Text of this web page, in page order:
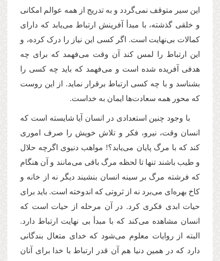
این سیر متوقف نمی‌گردد و به تدریج از همه عوالم امکانی
و خلقی گذشته، با مبدأ آفرینش ارتباط می‌یابد که دارای
کمالات بی‌نهایت است. اگر کسی این نیاز را درک کرده، و
این ارتباط را لمس کند آن وقت می‌فهمد که برای چه
هدفی آفریده شده است و می‌فهمد که باید چه کسی را
بشناسد و با چه کسی ارتباط برقرار نماید. از این روست
که محور همه سعادت‌ها ایمان به خداست.
با وجود چنین استعدادی در انسان آیا شایسته است که
انسان وقت، نیرو، فکر و تلاش خویش را صرف اموری
کند که با مرگ پایان می‌یابد؟! مواهب دنیوی اگرچه حلال
و طیب باشند تنها تا لحظه مرگ باقی می‌مانند و آن هنگام
که فرشته مرگ بر سینه انسان بنشیند دیگر نه از خانه و
کاخ بهره‌ای می‌برد نه از ثروتی که اندوخته است. باید برای
حیات ابدی فکری کرد. در آن مرحله از حیات است که
انسان مشاهده می‌کند که با مبدأ بی نهایت ارتباط دارد.
البته از روایات معلوم می‌شود که خدای متعال بندگانی
دارد که در همین دنیا هم آن قدر ارتباط با خدا برای آنان